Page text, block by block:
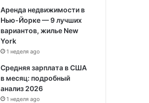
Аренда недвижимости в
Нью-Йорке — 9 лучших
вариантов, жилье New
York
1 неделя ago
Средняя зарплата в США
в месяц: подробный
анализ 2026
1 неделя ago